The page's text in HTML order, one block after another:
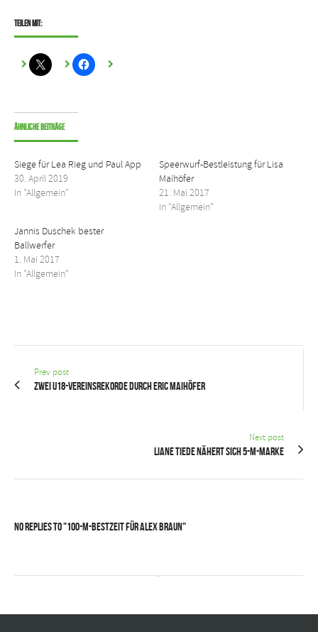
Teilen mit:
Ähnliche Beiträge
Siege für Lea Rieg und Paul App
30. April 2019
In "Allgemein"
Speerwurf-Bestleistung für Lisa
Maihöfer
21. Mai 2017
In "Allgemein"
Jannis Duschek bester
Ballwerfer
1. Mai 2017
In "Allgemein"
Prev post
Zwei U18-Vereinsrekorde durch Eric Maihöfer
Next post
Liane Tiede nähert sich 5-m-Marke
No Replies to "100-m-Bestzeit für Alex Braun"